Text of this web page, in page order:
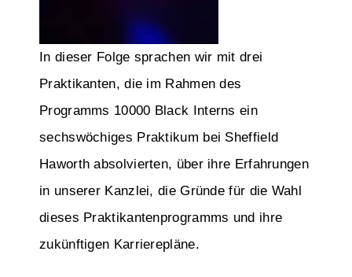
In dieser Folge sprachen wir mit drei
Praktikanten, die im Rahmen des
Programms 10000 Black Interns ein
sechswöchiges Praktikum bei Sheffield
Haworth absolvierten, über ihre Erfahrungen
in unserer Kanzlei, die Gründe für die Wahl
dieses Praktikantenprogramms und ihre
zukünftigen Karrierepläne.